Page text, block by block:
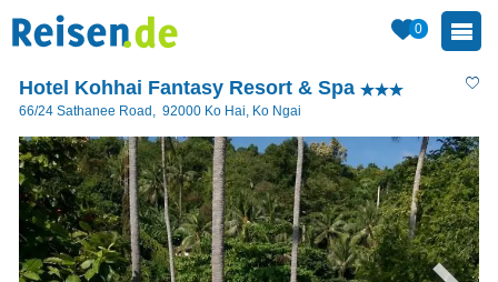
0
Hotel Kohhai Fantasy Resort & Spa
66/24 Sathanee Road , 92000 Ko Hai, Ko Ngai